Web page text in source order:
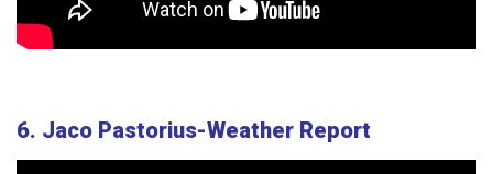
6. Jaco Pastorius-Weather Report